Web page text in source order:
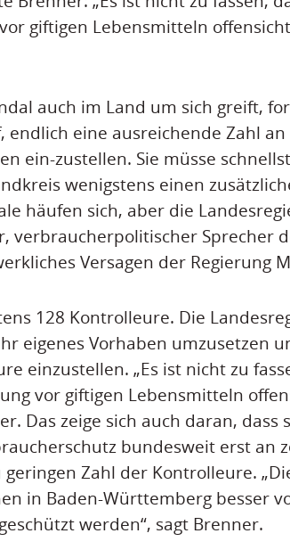
giftigen Lebensmitteln
auch im Land um sich greift,
endlich eine ausreichende Zahl an
ein-zustellen. Sie müsse
wenigstens einen
häufen sich, aber die
verbraucherpolitischer Sprecher
Versagen der Regierung
128 Kontrolleure. Die
eigenes Vorhaben umzusetzen
einzustellen. „Es ist nicht zu
vor giftigen Lebensmitteln
Das zeige sich auch daran, dass
bundesweit erst an
Zahl der Kontrolleure.
in Baden-Württemberg besser
werden“, sagt Brenner.